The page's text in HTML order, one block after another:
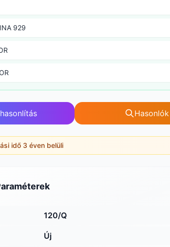
929
Hasonlók
idő 3 éven belüli
120/Q
Új